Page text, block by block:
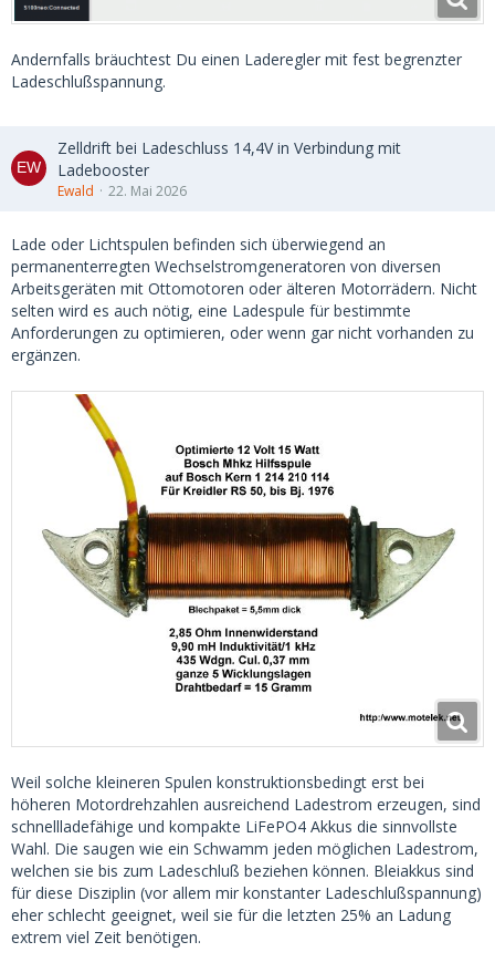
Andernfalls bräuchtest Du einen Laderegler mit fest begrenzter
Ladeschlußspannung.
Zelldrift bei Ladeschluss 14,4V in Verbindung mit
Ladebooster
Ewald 22. Mai 2026
Lade oder Lichtspulen befinden sich überwiegend an
permanenterregten Wechselstromgeneratoren von diversen
Arbeitsgeräten mit Ottomotoren oder älteren Motorrädern. Nicht
selten wird es auch nötig, eine Ladespule für bestimmte
Anforderungen zu optimieren, oder wenn gar nicht vorhanden zu
ergänzen.
Weil solche kleineren Spulen konstruktionsbedingt erst bei
höheren Motordrehzahlen ausreichend Ladestrom erzeugen, sind
schnellladefähige und kompakte LiFePO4 Akkus die sinnvollste
Wahl. Die saugen wie ein Schwamm jeden möglichen Ladestrom,
welchen sie bis zum Ladeschluß beziehen können. Bleiakkus sind
für diese Disziplin (vor allem mir konstanter Ladeschlußspannung)
eher schlecht geeignet, weil sie für die letzten 25% an Ladung
extrem viel Zeit benötigen.